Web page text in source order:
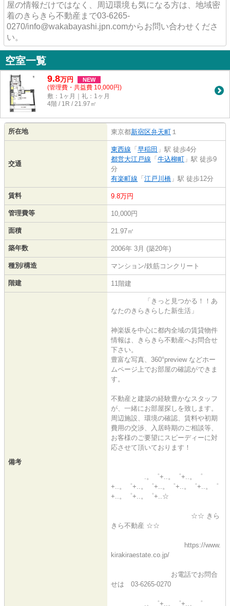
屋の情報だけではなく、周辺環境も気になる方は、地域密
着のきらきら不動産まで03-6265-
0270/info@wakabayashi.jpn.comからお問い合わせくださ
い。
空室一覧
9.8万円 NEW
(管理費・共益費 10,000円)
敷：1ヶ月｜礼：1ヶ月
4階 / 1R / 21.97㎡
所在地 東京都新宿区弁天町 １
交通
東西線 「 早稲田 」駅 徒歩4分
都営大江戸線 「 牛込柳町 」駅 徒歩9
分
有楽町線 「 江戸川橋 」駅 徒歩12分
賃料 9.8万円
管理費等 10,000円
面積 21.97㎡
築年数 2006年 3月 (築20年)
種別/構造 マンション/鉄筋コンクリート
階建 11階建
備考
「きっと見つかる！！あ
なたのきらきらした新生活」
神楽坂を中心に都内全域の賃貸物件
情報は、きらきら不動産へお問合せ
下さい。
豊富な写真、360°preview などホー
ムページ上でお部屋の確認ができま
す。
不動産と建築の経験豊かなスタッフ
が、一緒にお部屋探しを致します。
周辺施設、環境の確認、賃料や初期
費用の交渉、入居時期のご相談等、
お客様のご要望にスピーディーに対
応させて頂いております！
.。゜+..。゜+..。゜
+..。゜+..。゜+..。゜+..。゜+..。゜
+..。゜+..。゜+..☆
☆☆ きら
きら不動産 ☆☆
https://www.
kirakiraestate.co.jp/
お電話でお問合
せは 03-6265-0270
.。゜+..。゜+..。゜